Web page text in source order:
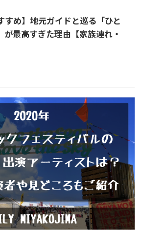
すめ】地元ガイドと巡る「ひと
が最高すぎた理由【家族連れ・